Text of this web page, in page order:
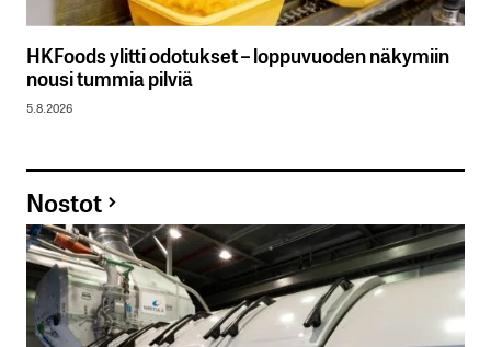
HKFoods ylitti odotukset – loppuvuoden näkymiin
nousi tummia pilviä
5.8.2026
Nostot